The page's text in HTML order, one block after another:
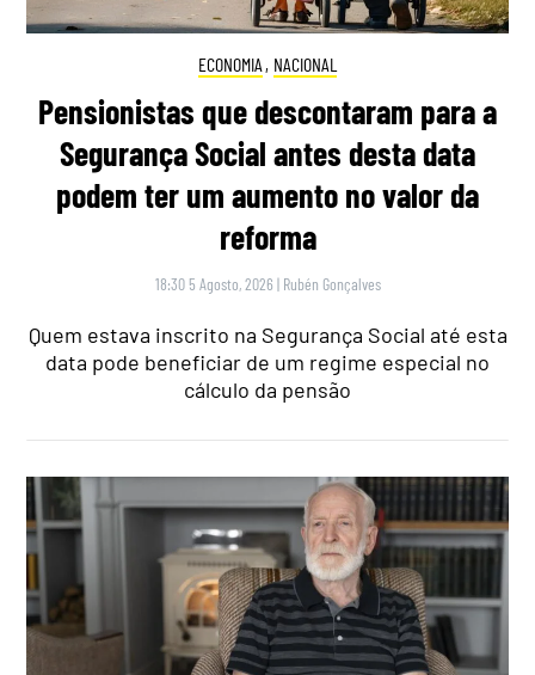
ECONOMIA , NACIONAL
Pensionistas que descontaram para a
Segurança Social antes desta data
podem ter um aumento no valor da
reforma
18:30 5 Agosto, 2026 | Rubén Gonçalves
Quem estava inscrito na Segurança Social até esta
data pode beneficiar de um regime especial no
cálculo da pensão